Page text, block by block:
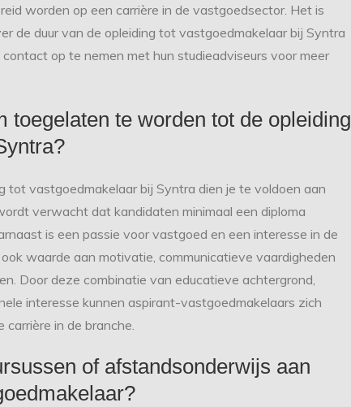
worden op een carrière in de vastgoedsector. Het is
de duur van de opleiding tot vastgoedmakelaar bij Syntra
op te nemen met hun studieadviseurs voor meer
toegelaten te worden tot de opleiding
vastgoedmakelaar bij Syntra dien je te voldoen aan
verwacht dat kandidaten minimaal een diploma
is een passie voor vastgoed en een interesse in de
waarde aan motivatie, communicatieve vaardigheden
Door deze combinatie van educatieve achtergrond,
interesse kunnen aspirant-vastgoedmakelaars zich
carrière in de branche.
of afstandsonderwijs aan